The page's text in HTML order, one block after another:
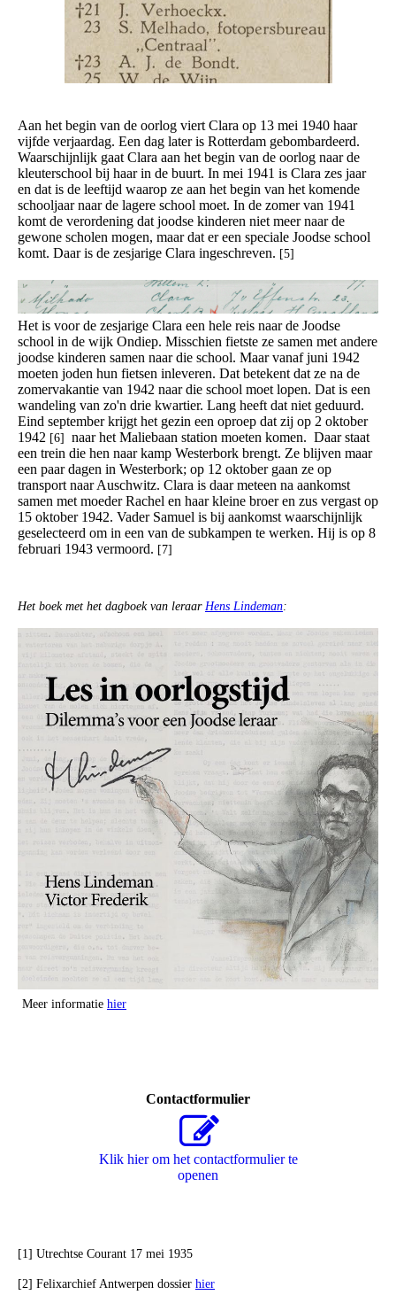
Aan het begin van de oorlog viert Clara op 13 mei 1940 haar
vijfde verjaardag. Een dag later is Rotterdam gebombardeerd.
Waarschijnlijk gaat Clara aan het begin van de oorlog naar de
kleuterschool bij haar in de buurt. In mei 1941 is Clara zes jaar
en dat is de leeftijd waarop ze aan het begin van het komende
schooljaar naar de lagere school moet. In de zomer van 1941
komt de verordening dat joodse kinderen niet meer naar de
gewone scholen mogen, maar dat er een speciale Joodse school
komt. Daar is de zesjarige Clara ingeschreven. [5]
Het is voor de zesjarige Clara een hele reis naar de Joodse
school in de wijk Ondiep. Misschien fietste ze samen met andere
joodse kinderen samen naar die school. Maar vanaf juni 1942
moeten joden hun fietsen inleveren. Dat betekent dat ze na de
zomervakantie van 1942 naar die school moet lopen. Dat is een
wandeling van zo'n drie kwartier. Lang heeft dat niet geduurd.
Eind september krijgt het gezin een oproep dat zij op 2 oktober
1942 [6]
naar het Maliebaan station moeten komen. Daar staat
een trein die hen naar kamp Westerbork brengt. Ze blijven maar
een paar dagen in Westerbork; op 12 oktober gaan ze op
transport naar Auschwitz. Clara is daar meteen na aankomst
samen met moeder Rachel en haar kleine broer en zus vergast op
15 oktober 1942. Vader Samuel is bij aankomst waarschijnlijk
geselecteerd om in een van de subkampen te werken. Hij is op 8
februari 1943 vermoord. [7]
Het boek met het dagboek van leraar Hens Lindeman:
Meer informatie hier
Contactformulier
Klik hier om het contactformulier te
openen
[1] Utrechtse Courant 17 mei 1935
[2] Felixarchief Antwerpen dossier hier